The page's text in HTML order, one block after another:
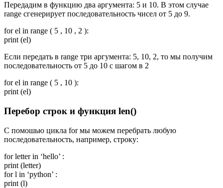
Передадим в функцию два аргумента: 5 и 10. В этом случае
range cгенерирует последовательность чисел от 5 до 9.
for el in range ( 5 , 10 , 2 ):
print (el)
Если передать в range три аргумента: 5, 10, 2, то мы получим
последовательность от 5 до 10 с шагом в 2
for el in range ( 5 , 10 ):
print (el)
Перебор строк и функция len()
С помошью цикла for мы можем перебрать любую
последовательность, например, строку:
for letter in ‘hello’ :
print (letter)
for l in ‘python’ :
print (l)